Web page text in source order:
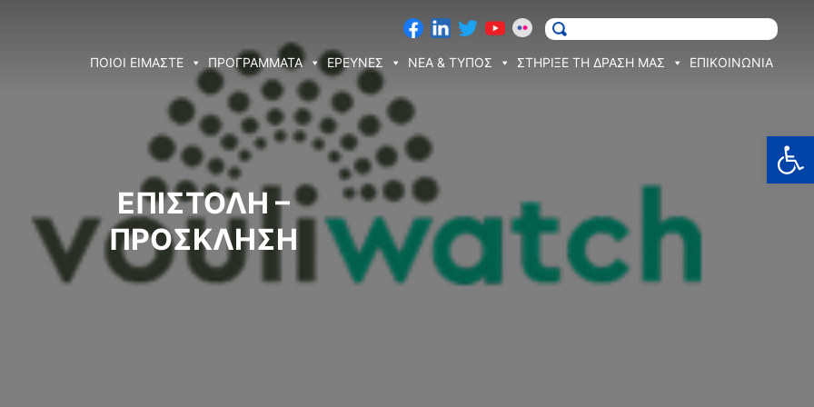
ΠΟΙΟΙ ΕΙΜΑΣΤΕ ΠΡΟΓΡΑΜΜΑΤΑ ΕΡΕΥΝΕΣ ΝΕΑ & ΤΥΠΟΣ ΣΤΗΡΙΞΕ ΤΗ ΔΡΑΣΗ ΜΑΣ ΕΠΙΚΟΙΝΩΝΙΑ
ΕΠΙΣΤΟΛΗ –
ΠΡΟΣΚΛΗΣΗ